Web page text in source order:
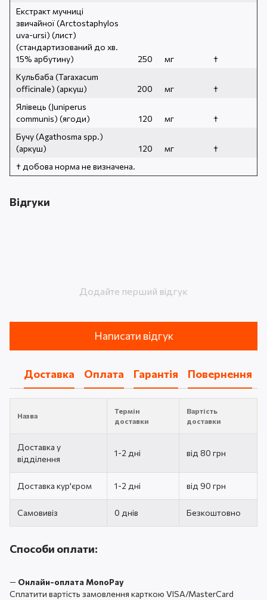
Екстракт мучниці
звичайної (Arctostaphylos
uva-ursi) (лист)
(стандартизований до хв.
15% арбутину)
250 мг
†
Кульбаба (Taraxacum
officinale) (аркуш)
200 мг
†
Ялівець (Juniperus
communis) (ягоди)
120 мг
†
Бучу (Agathosma spp.)
(аркуш)
120 мг
†
† добова норма не визначена.
Відгуки
Додайте перший відгук
Написати відгук
Доставка Оплата Гарантія Повернення
Назва
Термін
доставки
Вартість
доставки
Доставка у
відділення
1-2 дні від 80 грн
Доставка кур'єром 1-2 дні від 90 грн
Самовивіз 0 днів Безкоштовно
Способи оплати:
— Онлайн-оплата MonoPay
Сплатити вартість замовлення карткою VISA/MasterCard